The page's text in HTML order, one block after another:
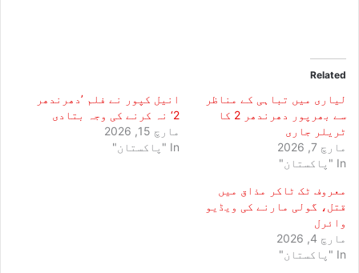
Related
لیاری میں تباہی کے مناظر
سے بھرپور دھرندھر 2 کا
ٹریلر جاری
مارچ 7, 2026
In "پاکستان"
انیل کپور نے فلم ’دھرندھر
2‘ نہ کرنے کی وجہ بتادی
مارچ 15, 2026
In "پاکستان"
معروف ٹک ٹاکر مذاق میں
قتل، گولی مارنے کی ویڈیو
وائرل
مارچ 4, 2026
In "پاکستان"